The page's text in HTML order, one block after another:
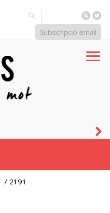
RSS
Subscripció email
/ 2191